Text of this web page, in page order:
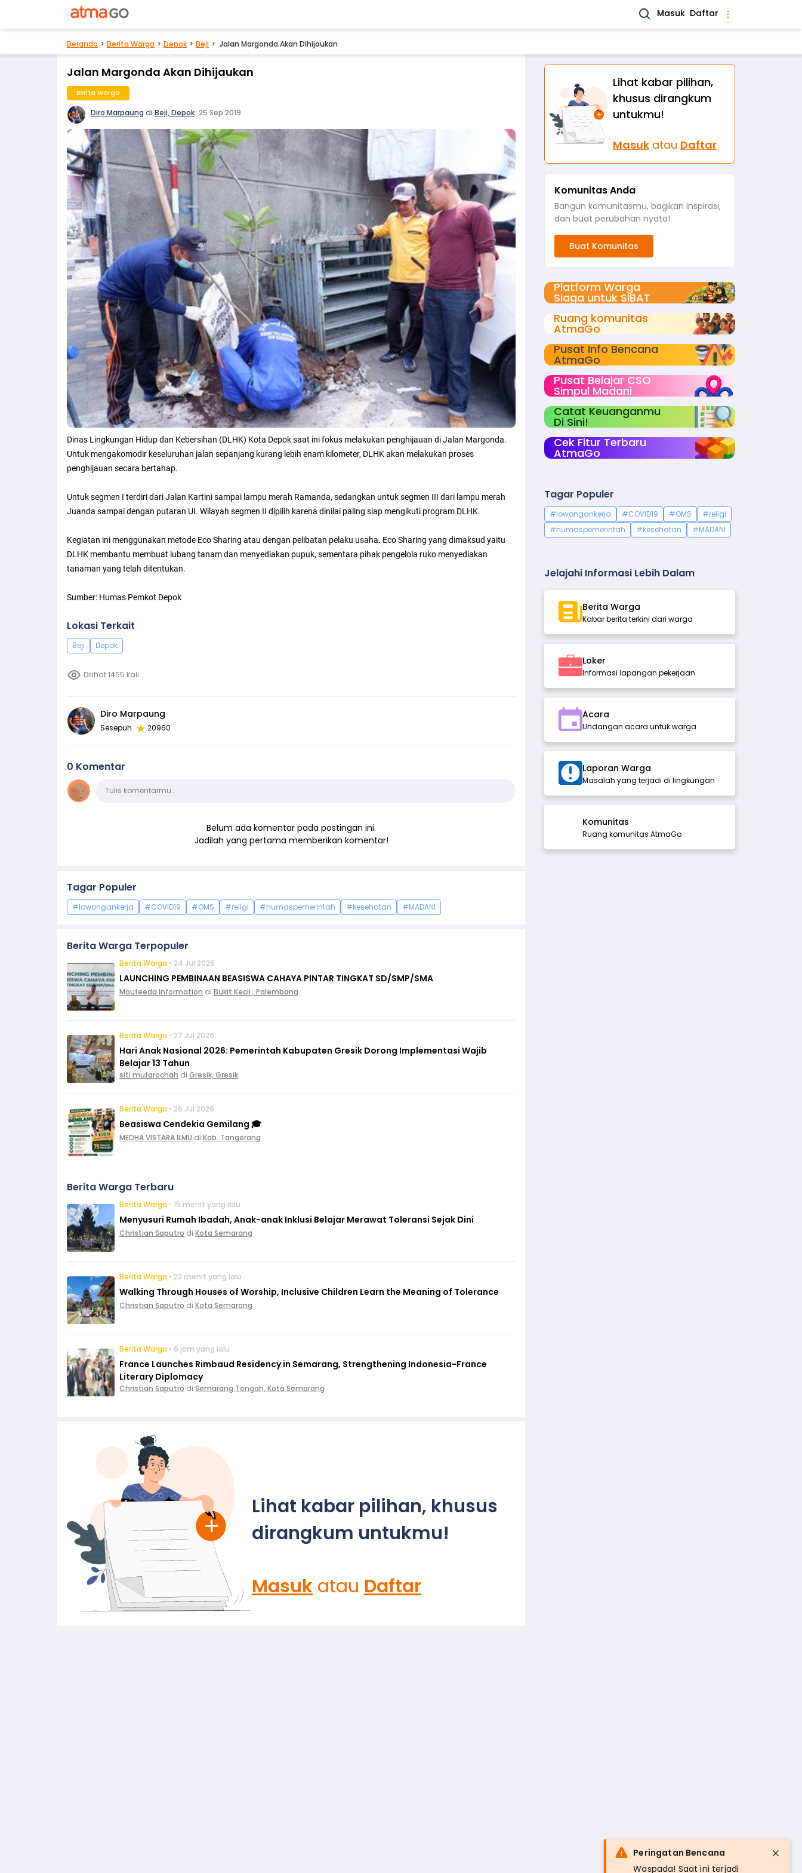
Masuk Daftar
Beranda Berita Warga Depok Beji Jalan Margonda Akan Dihijaukan
Jalan Margonda Akan Dihijaukan
Berita Warga
Diro Marpaung di Beji, Depok. 25 Sep 2019
Dinas Lingkungan Hidup dan Kebersihan (DLHK) Kota Depok saat ini fokus melakukan penghijauan di Jalan Margonda.
Untuk mengakomodir keseluruhan jalan sepanjang kurang lebih enam kilometer, DLHK akan melakukan proses
penghijauan secara bertahap.
Untuk segmen I terdiri dari Jalan Kartini sampai lampu merah Ramanda, sedangkan untuk segmen III dari lampu merah
Juanda sampai dengan putaran UI. Wilayah segmen II dipilih karena dinilai paling siap mengikuti program DLHK.
Kegiatan ini menggunakan metode Eco Sharing atau dengan pelibatan pelaku usaha. Eco Sharing yang dimaksud yaitu
DLHK membantu membuat lubang tanam dan menyediakan pupuk, sementara pihak pengelola ruko menyediakan
tanaman yang telah ditentukan.
Sumber: Humas Pemkot Depok
Lokasi Terkait
Beji Depok
Dilihat 1455 kali
Diro Marpaung
Sesepuh 20960
0 Komentar
KomentarTulis komentarmu…
Belum ada komentar pada postingan ini.
Jadilah yang pertama memberikan komentar!
Tagar Populer
#lowongankerja #COVID19 #OMS #religi #humaspemerintah #kesehatan #MADANI
Berita Warga Terpopuler
Berita Warga • 24 Jul 2026
LAUNCHING PEMBINAAN BEASISWA CAHAYA PINTAR TINGKAT SD/SMP/SMA
Moufeeda Information di Bukit Kecil , Palembang
Berita Warga • 27 Jul 2026
Hari Anak Nasional 2026: Pemerintah Kabupaten Gresik Dorong Implementasi Wajib
Belajar 13 Tahun
siti mufarochah di Gresik, Gresik
Berita Warga • 26 Jul 2026
Beasiswa Cendekia Gemilang 🎓
MEDHA VISTARA ILMU di Kab. Tangerang
Berita Warga Terbaru
Berita Warga • 15 menit yang lalu
Menyusuri Rumah Ibadah, Anak-anak Inklusi Belajar Merawat Toleransi Sejak Dini
Christian Saputro di Kota Semarang
Berita Warga • 22 menit yang lalu
Walking Through Houses of Worship, Inclusive Children Learn the Meaning of Tolerance
Christian Saputro di Kota Semarang
Berita Warga • 6 jam yang lalu
France Launches Rimbaud Residency in Semarang, Strengthening Indonesia-France
Literary Diplomacy
Christian Saputro di Semarang Tengah, Kota Semarang
Lihat kabar pilihan, khusus
dirangkum untukmu!
Masuk atau Daftar
Lihat kabar pilihan,
khusus dirangkum
untukmu!
Masuk atau Daftar
Komunitas Anda
Bangun komunitasmu, bagikan inspirasi,
dan buat perubahan nyata!
Buat Komunitas
Platform Warga
Siaga untuk SIBAT
Ruang komunitas
AtmaGo
Pusat Info Bencana
AtmaGo
Pusat Belajar CSO
Simpul Madani
Catat Keuanganmu
Di Sini!
Cek Fitur Terbaru
AtmaGo
Tagar Populer
#lowongankerja #COVID19 #OMS
#religi
#humaspemerintah
#kesehatan #MADANI
Jelajahi Informasi Lebih Dalam
Berita Warga
Kabar berita terkini dari warga
Loker
Informasi lapangan pekerjaan
Acara
Undangan acara untuk warga
Laporan Warga
Masalah yang terjadi di lingkungan
Komunitas
Ruang komunitas AtmaGo
Peringatan Bencana
Waspada! Saat ini terjadi